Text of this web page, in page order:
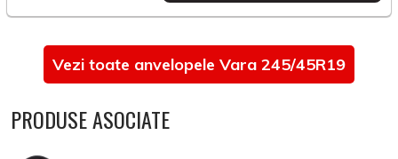
Vezi toate anvelopele Vara 245/45R19
PRODUSE ASOCIATE